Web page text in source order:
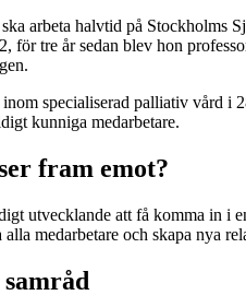
arbeta halvtid på Stockholms
för tre år sedan blev hon
specialiserad palliativ vård i
kunniga medarbetare.
fram emot?
utvecklande att få komma in i
medarbetare och skapa nya